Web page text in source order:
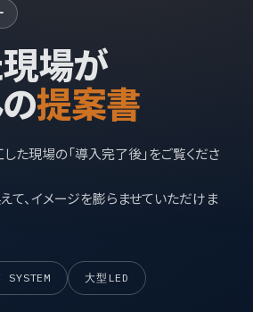
場が
提案書
た現場の「導入完了後」をご覧くださ
て、イメージを膨らませていただけま
SYSTEM 大型LED